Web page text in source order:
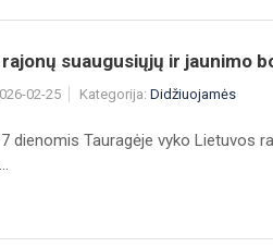
suaugusiųjų ir jaunimo
02-25 Kategorija: Didžiuojamės
dienomis Tauragėje vyko Lietuvos